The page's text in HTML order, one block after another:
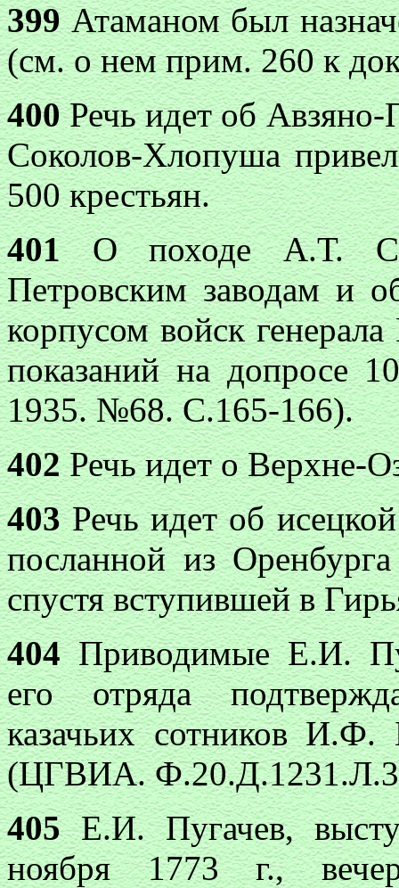
399Атаманом был
(см. о нем прим. 260 к
400Речь идет об Авзяно-
Соколов-Хлопуша
500 крестьян.
401О походе А.Т.
Петровским заводам и
корпусом войск
показаний на допросе
1935. №68. С.165-166).
402Речь идет о Верхне-
403Речь идет об исецкой
посланной из
спустя вступившей в
404Приводимые Е.И.
его отряда
казачьих сотников
(ЦГВИА.
405Е.И. Пугачев,
ноября 1773 г.,